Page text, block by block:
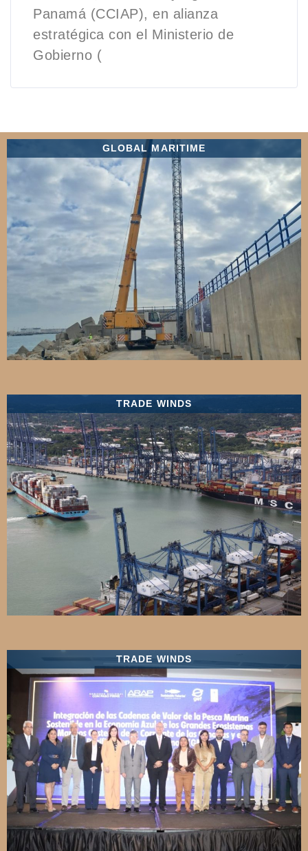
Panamá (CCIAP), en alianza
estratégica con el Ministerio de
Gobierno (
GLOBAL MARITIME
TRADE WINDS
TRADE WINDS